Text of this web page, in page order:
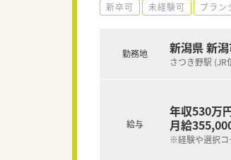
新卒可 未経験可 ブラン
勤務地 新潟県 新
さつき野駅 (JR
給与
年収530万
月給
※経験や選択コ